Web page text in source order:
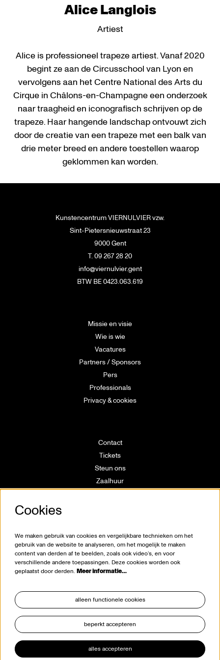
Alice Langlois
Artiest
Alice is professioneel trapeze artiest. Vanaf 2020
begint ze aan de Circusschool van Lyon en
vervolgens aan het Centre National des Arts du
Cirque in Châlons-en-Champagne een onderzoek
naar traagheid en iconografisch schrijven op de
trapeze. Haar hangende landschap ontvouwt zich
door de creatie van een trapeze met een balk van
drie meter breed en andere toestellen waarop
geklommen kan worden.
Kunstencentrum VIERNULVIER vzw.
Sint-Pietersnieuwstraat 23
9000 Gent
T. 09 267 28 20
info@viernulvier.gent
BTW BE 0423.063.619
Missie en visie
Wie is wie
Vacatures
Partners / Sponsors
Pers
Professionals
Privacy & cookies
Contact
Tickets
Steun ons
Zaalhuur
Huisregels
Klokkenluiderswet
blijf op de hoogte
Cookies
We maken gebruik van cookies en vergelijkbare technieken om het
gebruik van de website te analyseren, om het mogelijk te maken
content van derden af te beelden, zoals ook video’s, en voor
verschillende andere toepassingen. Deze cookies worden ook
geplaatst door derden. Meer informatie…
alleen functionele cookies
beperkt accepteren
alles accepteren